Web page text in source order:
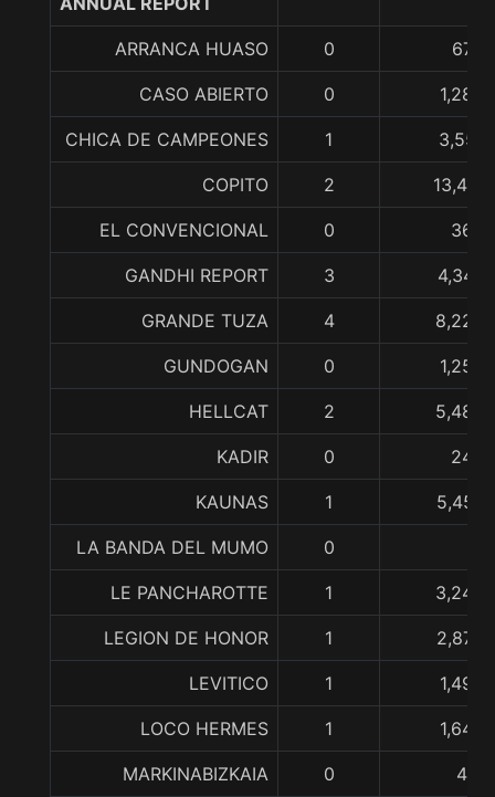
ARRANCA HUASO 0
CASO ABIERTO 0
CHICA DE CAMPEONES 1
COPITO 2
EL CONVENCIONAL 0
GANDHI REPORT 3
GRANDE TUZA 4
GUNDOGAN 0
HELLCAT 2
KADIR 0
KAUNAS 1
LA BANDA DEL MUMO 0
LE PANCHAROTTE 1
LEGION DE HONOR 1
LEVITICO 1
LOCO HERMES 1
MARKINABIZKAIA 0